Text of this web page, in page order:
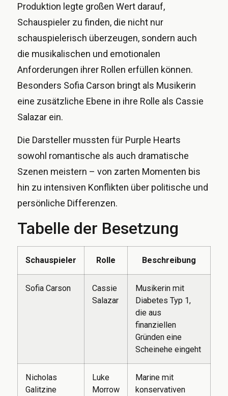
Produktion legte großen Wert darauf,
Schauspieler zu finden, die nicht nur
schauspielerisch überzeugen, sondern auch
die musikalischen und emotionalen
Anforderungen ihrer Rollen erfüllen können.
Besonders Sofia Carson bringt als Musikerin
eine zusätzliche Ebene in ihre Rolle als Cassie
Salazar ein.
Die Darsteller mussten für Purple Hearts
sowohl romantische als auch dramatische
Szenen meistern – von zarten Momenten bis
hin zu intensiven Konflikten über politische und
persönliche Differenzen.
Tabelle der Besetzung
Schauspieler Rolle Beschreibung
Sofia Carson
Cassie
Salazar
Musikerin mit
Diabetes Typ 1,
die aus
finanziellen
Gründen eine
Scheinehe eingeht
Nicholas
Galitzine
Luke
Morrow
Marine mit
konservativen